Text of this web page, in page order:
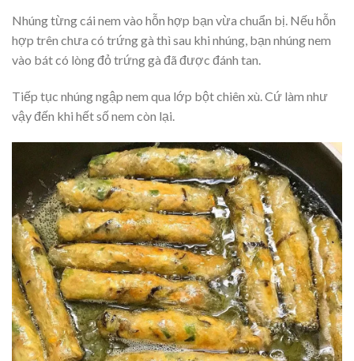
Nhúng từng cái nem vào hỗn hợp bạn vừa chuẩn bị. Nếu hỗn
hợp trên chưa có trứng gà thì sau khi nhúng, bạn nhúng nem
vào bát có lòng đỏ trứng gà đã được đánh tan.
Tiếp tục nhúng ngập nem qua lớp bột chiên xù. Cứ làm như
vậy đến khi hết số nem còn lại.